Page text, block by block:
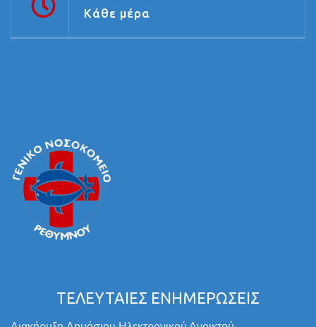
Κάθε μέρα
ΤΕΛΕΥΤΑΙΕΣ ΕΝΗΜΕΡΩΣΕΙΣ